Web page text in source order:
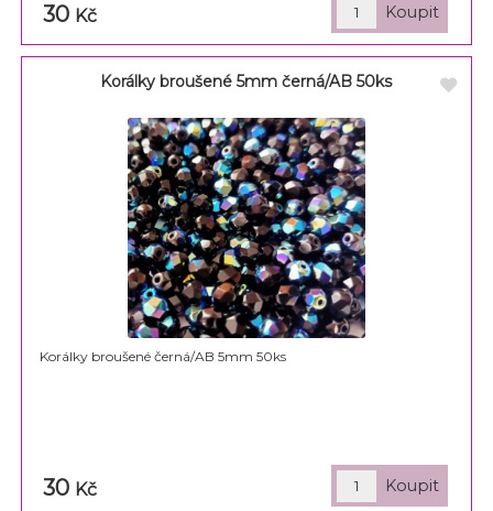
30 Kč
Korálky broušené 5mm černá/AB 50ks
Korálky broušené černá/AB 5mm 50ks
30 Kč